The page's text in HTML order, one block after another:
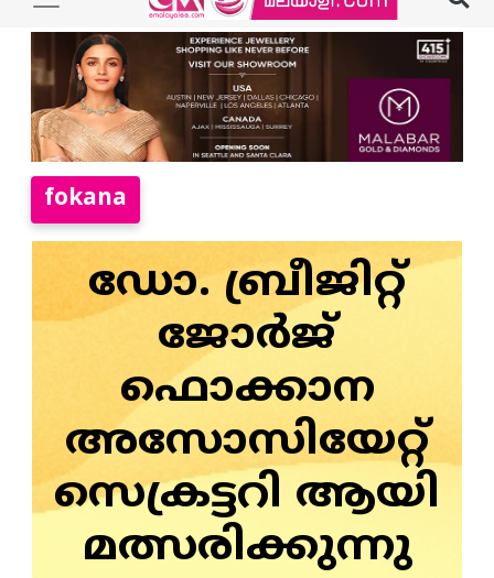
fokana
ഡോ. ബ്രീജിറ്റ്
ജോര്‍ജ്
ഫൊക്കാന
അസോസിയേറ്റ്
സെക്രട്ടറി ആയി
മത്സരിക്കുന്നു